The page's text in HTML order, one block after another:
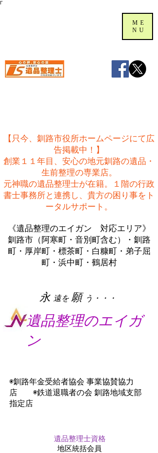
Γ
​永 遠を 願 う・・・
遺品整理のエイガ
ン
◉釧路年金受給者協会 事業協賛協力
店 ◉鉄道退職者の会 釧路地域支部
指定店
遺品整理士資格
地区統括会員
【只今、釧路市役所ホームページにて広
告掲載中！】
創業１１年目、安心の地元釧路の遺品・
生前整理の専業店。
​元神職の遺品整理士が在籍。１階の行政
書士事務所と連携し、貴方の困り事をト
ータルサポート。
《遺品整理のエイガン 対応エリア》
釧路市（阿寒町・音別町含む）・釧路
町・厚岸町・標茶町・白糠町・弟子屈
町・浜中町・鶴居村
ME
NU